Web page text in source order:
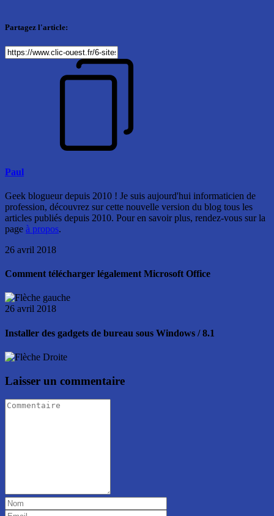
Partagez l'article:
Paul
Geek blogueur depuis 2010 ! Je suis aujourd'hui informaticien de
profession, découvrez sur cette nouvelle version du blog tous les
articles publiés depuis 2010. Pour en savoir plus, rendez-vous sur la
page à propos.
26 avril 2018
Comment télécharger légalement Microsoft Office
26 avril 2018
Installer des gadgets de bureau sous Windows / 8.1
Laisser un commentaire